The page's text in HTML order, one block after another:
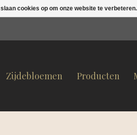
Zijdebloemen Producten
cookies op om onze website te